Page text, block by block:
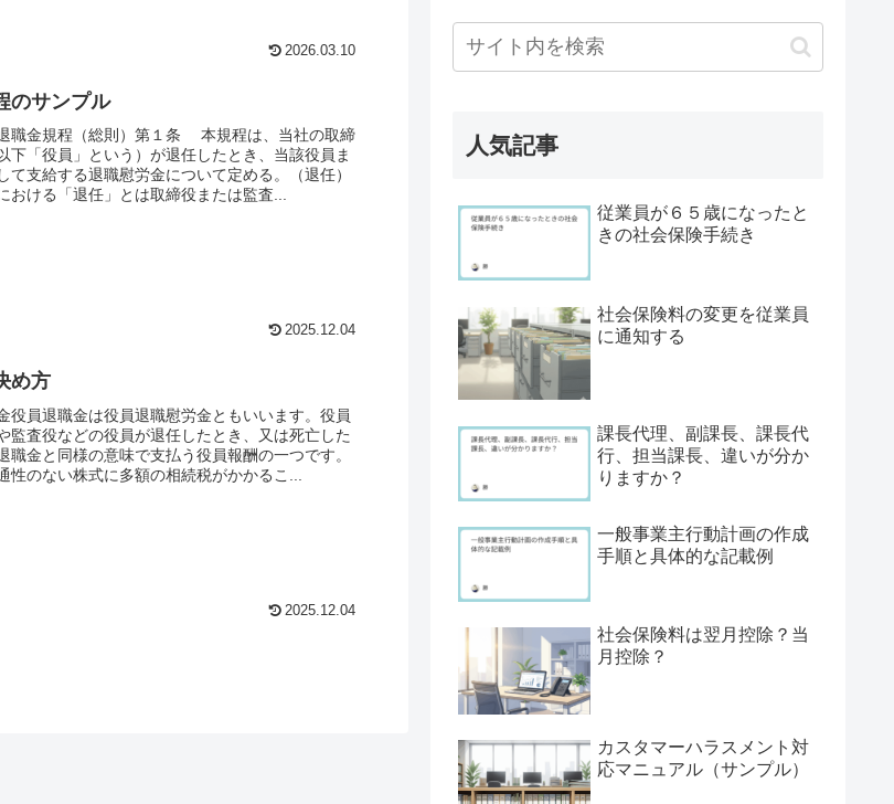
2026.03.10
のサンプル
金規程（総則）第１条 本規程は、当社の取締
下「役員」という）が退任したとき、当該役員ま
て支給する退職慰労金について定める。（退任）
ける「退任」とは取締役または監査...
2025.12.04
め方
役員退職金は役員退職慰労金ともいいます。役員
監査役などの役員が退任したとき、又は死亡した
職金と同様の意味で支払う役員報酬の一つです。
性のない株式に多額の相続税がかかるこ...
2025.12.04
人気記事
従業員が６５歳になったと
きの社会保険手続き
社会保険料の変更を従業員
に通知する
課長代理、副課長、課長代
行、担当課長、違いが分か
りますか？
一般事業主行動計画の作成
手順と具体的な記載例
社会保険料は翌月控除？当
月控除？
カスタマーハラスメント対
応マニュアル（サンプル）